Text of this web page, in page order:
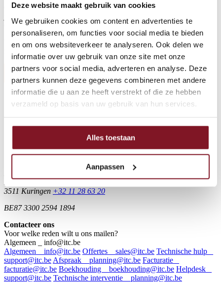
Deze website maakt gebruik van cookies
We gebruiken cookies om content en advertenties te
personaliseren, om functies voor social media te bieden
en om ons websiteverkeer te analyseren. Ook delen we
informatie over uw gebruik van onze site met onze
partners voor social media, adverteren en analyse. Deze
partners kunnen deze gegevens combineren met andere
informatie die u aan ze heeft verstrekt of die ze hebben
verzameld op basis van uw gebruik van hun services.
Alles toestaan
Aanpassen
Of je nu een oude bekende bent of een nieuwe vriend, we nodigen
je van harte uit om naar ons evenement te komen op vrijdag 7 juni.
Ontmoet ons team, verken onze hoeve en vier 20 jaarITC met ons!
We kijken ernaar uit om je te verwelkomen en samen dit speciale
Schrijf je in via dit formulier
Rechterstraat 114,
3511 Kuringen +32 11 28 63 20
BE87 3300 2594 1894
Contacteer ons
Voor welke reden wilt u ons mailen?
Algemeen _ info@itc.be
Algemeen _ info@itc.be Offertes _ sales@itc.be Technische hulp _
support@itc.be Afspraak _ planning@itc.be Facturatie _
facturatie@itc.be Boekhouding _ boekhouding@itc.be Helpdesk _
support@itc.be Technische interventie _ planning@itc.be